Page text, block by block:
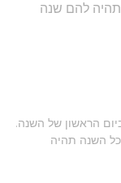
תהיה להם שנה
הראשון של השנה.
השנה תהיה